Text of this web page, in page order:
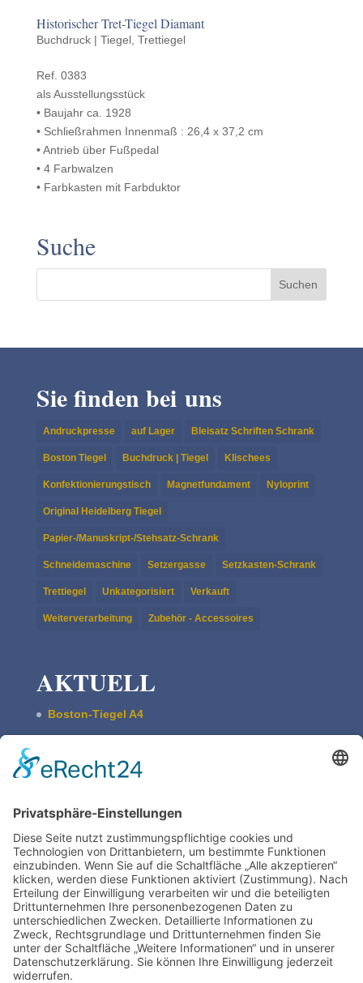
Historischer Tret-Tiegel Diamant
Buchdruck | Tiegel, Trettiegel
Ref. 0383
als Ausstellungsstück
• Baujahr ca. 1928
• Schließrah­men Innen­maß : 26,4 x 37,2 cm
• Antrieb über Fußpedal
• 4 Farbwalzen
• Farbkas­ten mit Farbduktor
Suche
Sie finden bei uns
Andruckpresse auf Lager Bleisatz Schriften Schrank
Boston Tiegel Buchdruck | Tiegel Klischees
Konfektionierungstisch Magnetfundament Nyloprint
Original Heidelberg Tiegel
Papier-/Manuskript-/Stehsatz-Schrank
Schneidemaschine Setzergasse Setzkasten-Schrank
Trettiegel Unkategorisiert Verkauft
Weiterverarbeitung Zubehör - Accessoires
AKTUELL
Boston-Tiegel A4
ASBERN Radier­presse
Boston Tiegel W. Harth & Co.
Impres­sum
Daten­schutz | Legal
Train­ing